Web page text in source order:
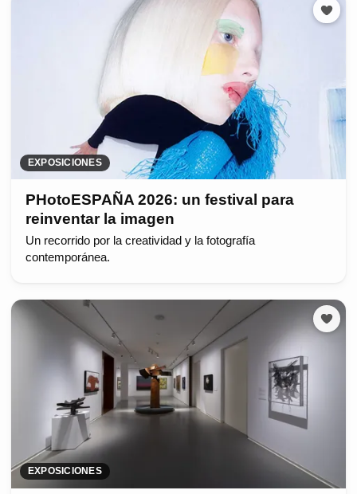
EXPOSICIONES
PHotoESPAÑA 2026: un festival para
reinventar la imagen
Un recorrido por la creatividad y la fotografía
contemporánea.
EXPOSICIONES